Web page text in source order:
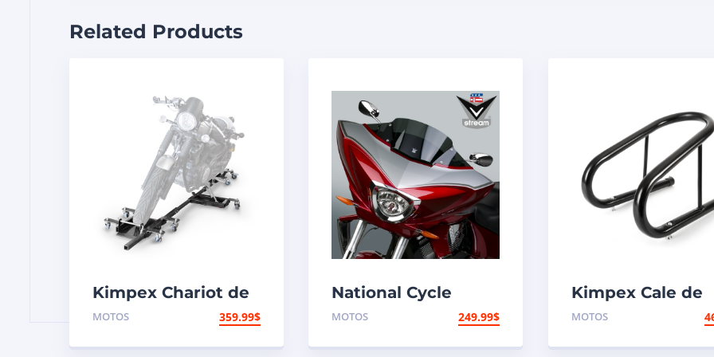
Related Products
Kimpex Chariot de
transport long pour
sortie avant 1500 lb
MOTOS 359.99$
National Cycle
Pare-brise
aéroacoustique
VStream Victory
MOTOS 249.99$
Kimpex Cale de
roue hors-route
MOTOS